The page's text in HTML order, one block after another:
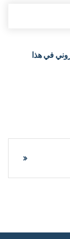
في هذا